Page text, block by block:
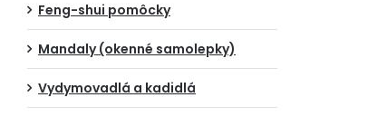
Feng-shui pomôcky
Mandaly (okenné samolepky)
Vydymovadlá a kadidlá